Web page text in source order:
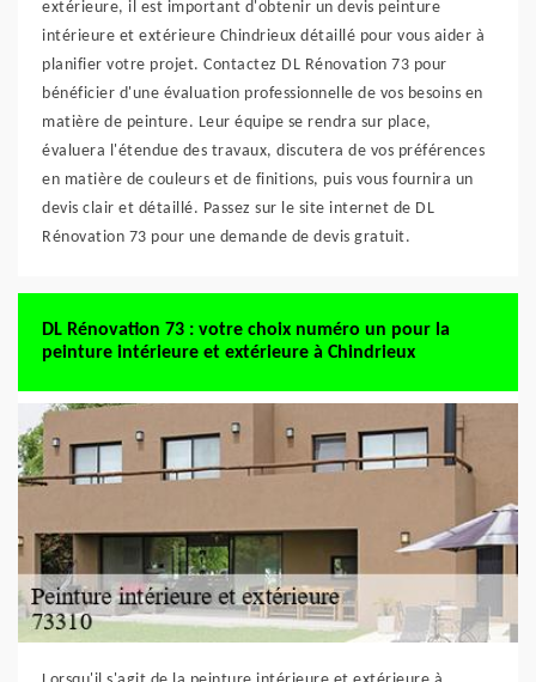
extérieure, il est important d'obtenir un devis peinture
intérieure et extérieure Chindrieux détaillé pour vous aider à
planifier votre projet. Contactez DL Rénovation 73 pour
bénéficier d'une évaluation professionnelle de vos besoins en
matière de peinture. Leur équipe se rendra sur place,
évaluera l'étendue des travaux, discutera de vos préférences
en matière de couleurs et de finitions, puis vous fournira un
devis clair et détaillé. Passez sur le site internet de DL
Rénovation 73 pour une demande de devis gratuit.
DL Rénovation 73 : votre choix numéro un pour la
peinture intérieure et extérieure à Chindrieux